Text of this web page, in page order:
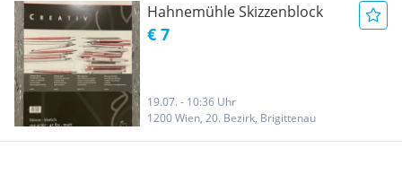
Hahnemühle Skizzenblock
€ 7
19.07. - 10:36 Uhr
1200 Wien, 20. Bezirk, Brigittenau